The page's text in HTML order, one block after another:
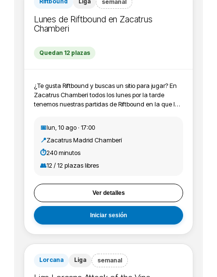
semanal
Lunes de Riftbound en Zacatrus
Chamberi
Quedan 12 plazas
¿Te gusta Riftbound y buscas un sitio para jugar? En
Zacatrus Chamberí todos los lunes por la tarde
tenemos nuestras partidas de Riftbound en la que los
ellas. Además puedes conseguir material promo y
participar en los Skirmish de la tienda. ¡Pásate a jugar
con nosotros o pregunta todas las dudas sin
📅lun, 10 ago · 17:00
📍Zacatrus Madrid Chamberí
⏱️240 minutos
👥12 / 12 plazas libres
Ver detalles
Iniciar sesión
Lorcana Liga semanal